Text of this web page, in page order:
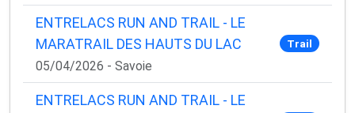
ENTRELACS RUN AND TRAIL - LE
MARATRAIL DES HAUTS DU LAC
05/04/2026 - Savoie
Trail
ENTRELACS RUN AND TRAIL - LE